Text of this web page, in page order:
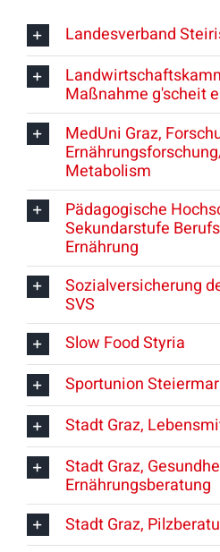
Landesverband
Maßnahme g'scheit
MedUni Graz,
Metabolism
Pädagogische
Sekundarstufe
Ernährung
Sozialversicherung
SVS
Slow Food Styria
Sportunion
Stadt Graz,
Stadt Graz,
Ernährungsberatung
Stadt Graz,